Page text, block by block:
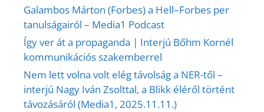
Galambos Márton (Forbes) a Hell–Forbes per
tanulságairól – Media1 Podcast
Így ver át a propaganda | Interjú Bőhm Kornél
kommunikációs szakemberrel
Nem lett volna volt elég távolság a NER-től –
interjú Nagy Iván Zsolttal, a Blikk éléről történt
távozásáról (Media1, 2025.11.11.)